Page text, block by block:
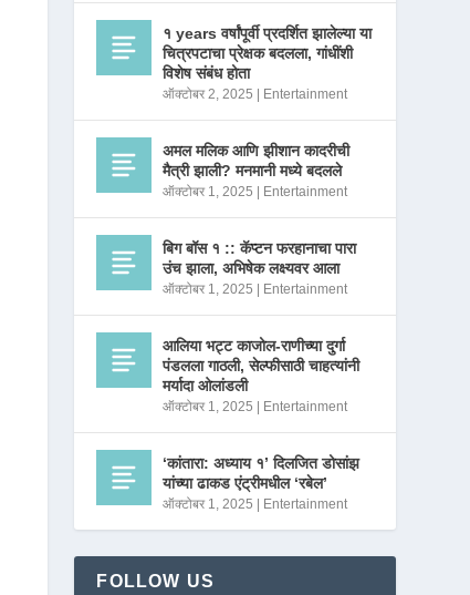
१ years वर्षांपूर्वी प्रदर्शित झालेल्या या
चित्रपटाचा प्रेक्षक बदलला, गांधींशी
विशेष संबंध होता
ऑक्टोबर 2, 2025 Entertainment
अमल मलिक आणि झीशान कादरीची
मैत्री झाली? मनमानी मध्ये बदलले
ऑक्टोबर 1, 2025 Entertainment
बिग बॉस १ :: कॅप्टन फरहानाचा पारा
उंच झाला, अभिषेक लक्ष्यवर आला
ऑक्टोबर 1, 2025 Entertainment
आलिया भट्ट काजोल-राणीच्या दुर्गा
पंडलला गाठली, सेल्फीसाठी चाहत्यांनी
मर्यादा ओलांडली
ऑक्टोबर 1, 2025 Entertainment
‘कांतारा: अध्याय १’ दिलजित डोसांझ
यांच्या ढाकड एंट्रीमधील ‘रबेल’
ऑक्टोबर 1, 2025 Entertainment
FOLLOW US